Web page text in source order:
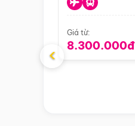
Giá từ:
8.300.000đ
‹